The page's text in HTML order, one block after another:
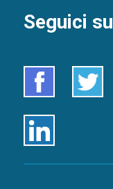
Seguici su
Facebook Twitter
Linkedin